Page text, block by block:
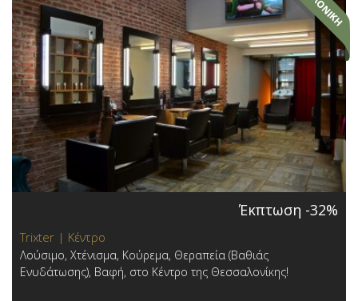
Έκπτωση -32%
Trixter | Κέντρο
Λούσιμο, Χτένισμα, Κούρεμα, Θεραπεία (Βαθιάς
Ενυδάτωσης), Βαφή, στο Κέντρο της Θεσσαλονίκης!